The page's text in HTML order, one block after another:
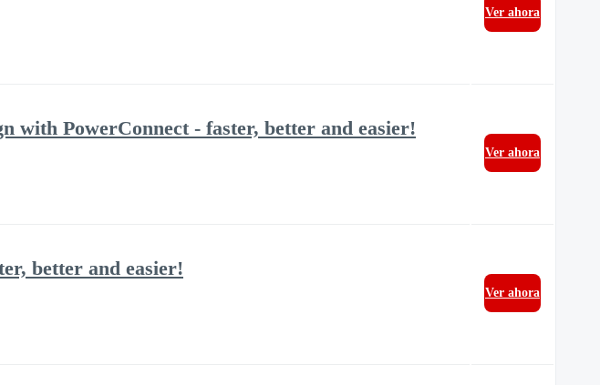
Ver ahora
with PowerConnect - faster, better and easier!
Ver ahora
better and easier!
Ver ahora